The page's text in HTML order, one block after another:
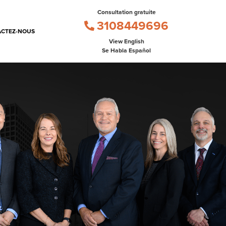
NOUS
Consultation gratuite
3108449696
View English
Se Habla Español